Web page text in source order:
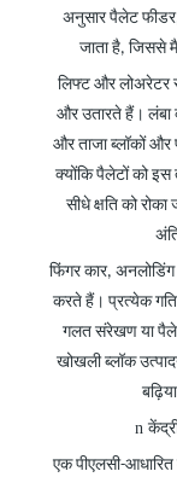
अनुसार पैलेट फीडर,
जाता है, जिससे
लिफ्ट और लोअरेटर
और उतारते हैं। लंबा
और ताजा ब्लॉकों और
क्योंकि पैलेटों को इस
सीधे क्षति को
फिंगर कार,
करते हैं। प्रत्येक
गलत संरेखण या
खोखली ब्लॉक
n
एक पीएलसी-